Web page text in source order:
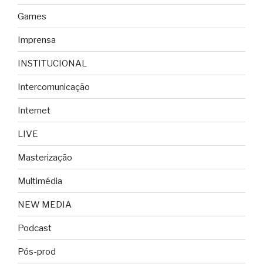
Games
Imprensa
INSTITUCIONAL
Intercomunicação
Internet
LIVE
Masterização
Multimédia
NEW MEDIA
Podcast
Pós-prod